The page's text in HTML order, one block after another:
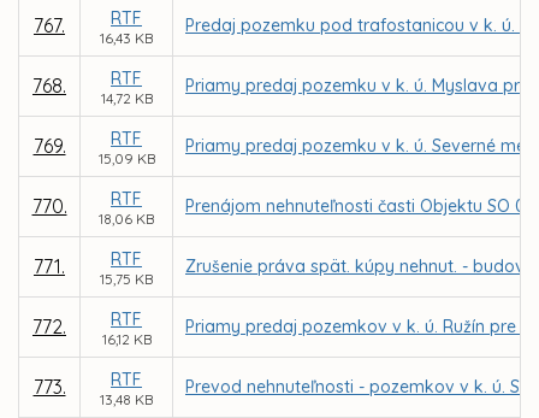
767. RTF
16,43 KB
Predaj pozemku pod trafostanicou v k. ú.
768. RTF
14,72 KB
Priamy predaj pozemku v k. ú. Myslava pre
769. RTF
15,09 KB
Priamy predaj pozemku v k. ú. Severné
770. RTF
18,06 KB
Prenájom nehnuteľnosti časti Objektu SO
771. RTF
15,75 KB
Zrušenie práva spät. kúpy nehnut. - budovy
772. RTF
16,12 KB
Priamy predaj pozemkov v k. ú. Ružín pre
773. RTF
13,48 KB
Prevod nehnuteľnosti - pozemkov v k. ú.